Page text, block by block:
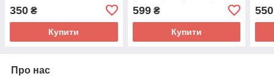
ДИСПЛЕЯ
350 ₴
Купити
599₴
Купити
550
Про нас